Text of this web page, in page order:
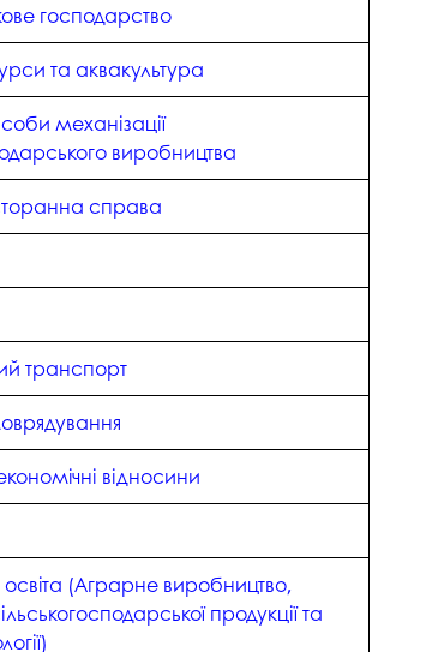
господарство
та аквакультура
механізації
виробництва
справа
транспорт
відносини
(Аграрне виробництво,
продукції та